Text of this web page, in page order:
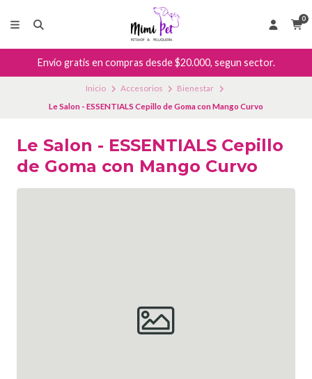
0
Envío gratis en compras desde $20.000, segun sector.
Inicio Accesorios
Bienestar
Le Salon - ESSENTIALS Cepillo de Goma con Mango Curvo
Le Salon - ESSENTIALS Cepillo
de Goma con Mango Curvo